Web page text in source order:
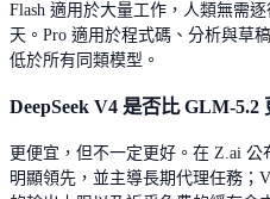
Flash 適用於大量工作，人類無需
天。Pro 適用於程式碼、分析與草
低於所有同類模型。
DeepSeek V4 是否比 GLM-5.2
更便宜，但不一定更好。在 Z.ai
明顯領先，並主導長期代理任務；